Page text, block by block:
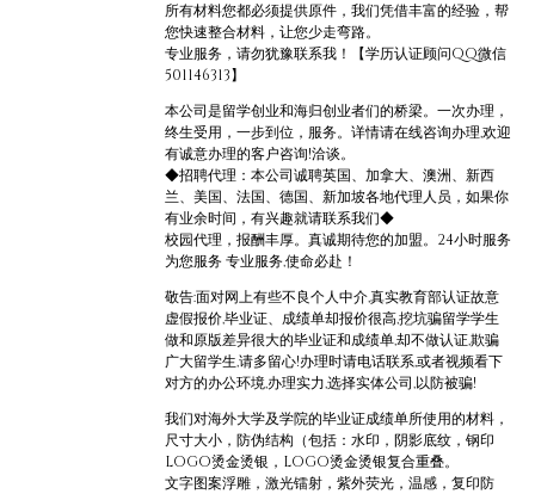
所有材料您都必须提供原件，我们凭借丰富的经验，帮
您快速整合材料，让您少走弯路。
专业服务，请勿犹豫联系我！【学历认证顾问QQ微信
501146313】
本公司是留学创业和海归创业者们的桥梁。一次办理，
终生受用，一步到位，服务。详情请在线咨询办理,欢迎
有诚意办理的客户咨询!洽谈。
◆招聘代理：本公司诚聘英国、加拿大、澳洲、新西
兰、美国、法国、德国、新加坡各地代理人员，如果你
有业余时间，有兴趣就请联系我们◆
校园代理，报酬丰厚。真诚期待您的加盟。24小时服务
为您服务 专业服务,使命必赴！
敬告:面对网上有些不良个人中介,真实教育部认证故意
虚假报价,毕业证、成绩单却报价很高,挖坑骗留学学生
做和原版差异很大的毕业证和成绩单,却不做认证,欺骗
广大留学生,请多留心!办理时请电话联系,或者视频看下
对方的办公环境,办理实力,选择实体公司,以防被骗!
我们对海外大学及学院的毕业证成绩单所使用的材料，
尺寸大小，防伪结构（包括：水印，阴影底纹，钢印
LOGO烫金烫银，LOGO烫金烫银复合重叠。
文字图案浮雕，激光镭射，紫外荧光，温感，复印防